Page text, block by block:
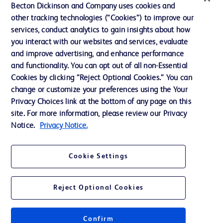
インクルージョン、ダイバー
シティ ＆ エクイティ
投資家向け情報（英語）
会社案内
お問い合わせ
Cookie Preferences
プライバシーポリシー
© 2026 BD. All rights reserved. BD and the BD Logo are trademarks of
Becton, Dickinson and Company. All other trademarks are the property of
Becton Dickinson and Company uses cookies and
other tracking technologies (“Cookies”) to improve our
services, conduct analytics to gain insights about how
you interact with our websites and services, evaluate
and improve advertising, and enhance performance
and functionality. You can opt out of all non-Essential
Cookies by clicking “Reject Optional Cookies.” You can
change or customize your preferences using the Your
Privacy Choices link at the bottom of any page on this
site. For more information, please review our Privacy
Notice.
Privacy Notice.
Cookie Settings
Reject Optional Cookies
Confirm